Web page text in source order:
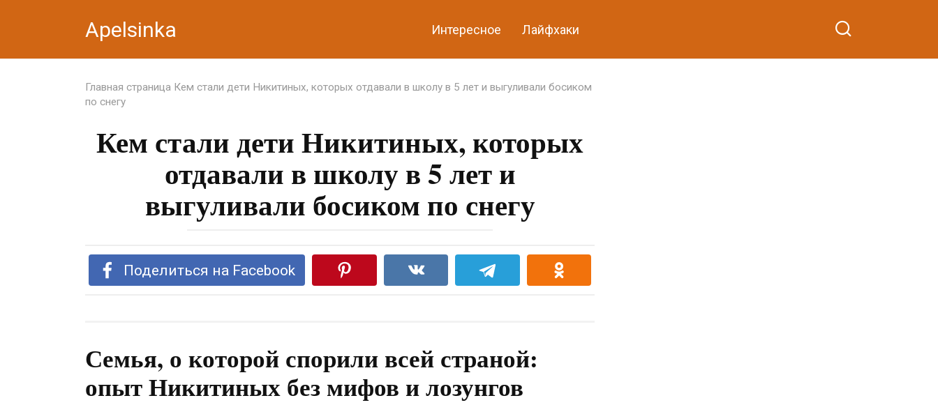
Apelsinka Интересное Лайфхаки
Главная страница Кем стали дети Никитиных, которых отдавали в школу в 5 лет и выгуливали босиком
по снегу
Кем стали дети Никитиных, которых
отдавали в школу в 5 лет и
выгуливали босиком по снегу
Поделиться на Facebook
Семья, о которой спорили всей страной:
опыт Никитиных без мифов и лозунгов